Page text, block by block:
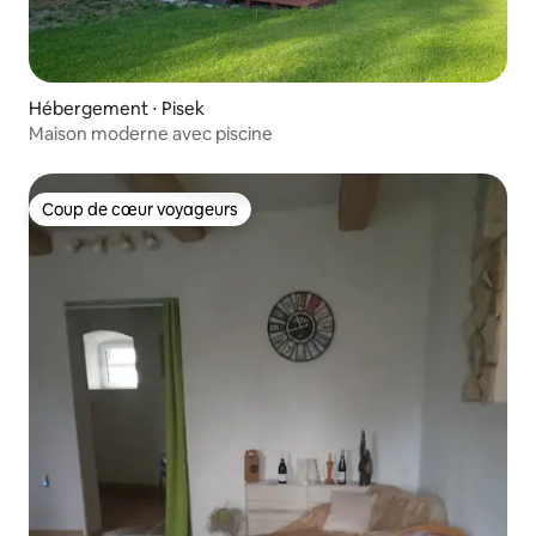
Hébergement ⋅ Pisek
Maison moderne avec piscine
Coup de cœur voyageurs
Coup de cœur voyageurs